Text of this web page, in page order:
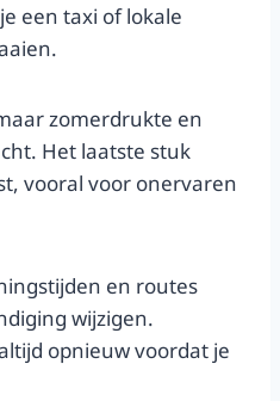
een taxi of lokale
zomerdrukte en
Het laatste stuk
vooral voor onervaren
en routes
wijzigen.
opnieuw voordat je